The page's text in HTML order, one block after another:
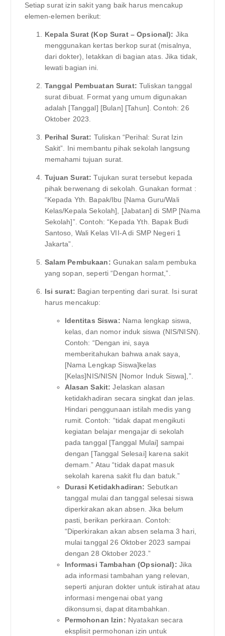
Setiap surat izin sakit yang baik harus mencakup
elemen-elemen berikut:
Kepala Surat (Kop Surat – Opsional): Jika
menggunakan kertas berkop surat (misalnya,
dari dokter), letakkan di bagian atas. Jika tidak,
lewati bagian ini.
Tanggal Pembuatan Surat: Tuliskan tanggal
surat dibuat. Format yang umum digunakan
adalah [Tanggal] [Bulan] [Tahun]. Contoh: 26
Oktober 2023.
Perihal Surat: Tuliskan “Perihal: Surat Izin
Sakit”. Ini membantu pihak sekolah langsung
memahami tujuan surat.
Tujuan Surat: Tujukan surat tersebut kepada
pihak berwenang di sekolah. Gunakan format :
“Kepada Yth. Bapak/Ibu [Nama Guru/Wali
Kelas/Kepala Sekolah], [Jabatan] di SMP [Nama
Sekolah]”. Contoh: “Kepada Yth. Bapak Budi
Santoso, Wali Kelas VII-A di SMP Negeri 1
Jakarta”.
Salam Pembukaan: Gunakan salam pembuka
yang sopan, seperti “Dengan hormat,”.
Isi surat: Bagian terpenting dari surat. Isi surat
harus mencakup:
Identitas Siswa: Nama lengkap siswa,
kelas, dan nomor induk siswa (NIS/NISN).
Contoh: “Dengan ini, saya
memberitahukan bahwa anak saya,
[Nama Lengkap Siswa]kelas
[Kelas]NIS/NISN [Nomor Induk Siswa],”.
Alasan Sakit: Jelaskan alasan
ketidakhadiran secara singkat dan jelas.
Hindari penggunaan istilah medis yang
rumit. Contoh: “tidak dapat mengikuti
kegiatan belajar mengajar di sekolah
pada tanggal [Tanggal Mulai] sampai
dengan [Tanggal Selesai] karena sakit
demam.” Atau “tidak dapat masuk
sekolah karena sakit flu dan batuk.”
Durasi Ketidakhadiran: Sebutkan
tanggal mulai dan tanggal selesai siswa
diperkirakan akan absen. Jika belum
pasti, berikan perkiraan. Contoh:
“Diperkirakan akan absen selama 3 hari,
mulai tanggal 26 Oktober 2023 sampai
dengan 28 Oktober 2023.”
Informasi Tambahan (Opsional): Jika
ada informasi tambahan yang relevan,
seperti anjuran dokter untuk istirahat atau
informasi mengenai obat yang
dikonsumsi, dapat ditambahkan.
Permohonan Izin: Nyatakan secara
eksplisit permohonan izin untuk